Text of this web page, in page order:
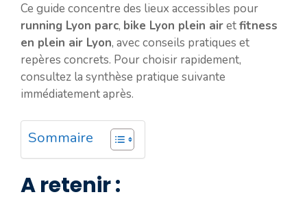
Ce guide concentre des lieux accessibles pour
running Lyon parc, bike Lyon plein airetfitness
en plein air Lyon, avec conseils pratiques et
repères concrets. Pour choisir rapidement,
consultez la synthèse pratique suivante
immédiatement après.
Sommaire
A retenir :